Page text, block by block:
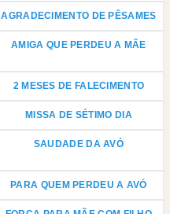
AGRADECIMENTO DE PÊSAMES
AMIGA QUE PERDEU A MÃE
2 MESES DE FALECIMENTO
MISSA DE SÉTIMO DIA
SAUDADE DA AVÓ
PARA QUEM PERDEU A AVÓ